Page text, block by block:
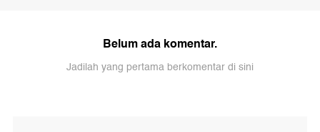
Belum ada komentar.
Jadilah yang pertama berkomentar di sini